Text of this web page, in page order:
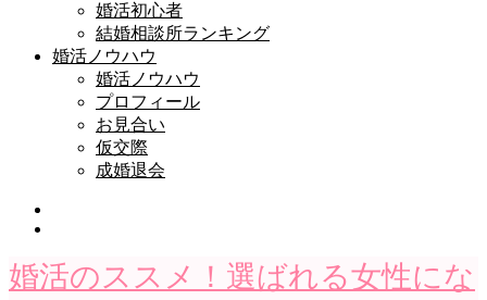
婚活初心者
結婚相談所ランキング
婚活ノウハウ
婚活ノウハウ
プロフィール
お見合い
仮交際
成婚退会
婚活のススメ！選ばれる女性にな